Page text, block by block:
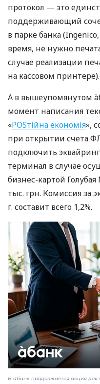
протокол — это
поддерживающий
в парке банка
время, не нужно
случае реализации
на кассовом принтере).
А в вышеупомянутом
момент написания
«POSтійна економія»,
при открытии счета
подключить
терминал в случае
бизнес-картой
тыс. грн. Комиссия за
г. составит всего 1,2%.
В àбанк продолжается акция